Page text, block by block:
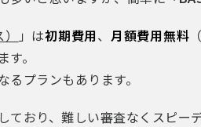
」は初期費用、 月額費用無料
。
プランもあります。
ており、難しい審査なくスピー